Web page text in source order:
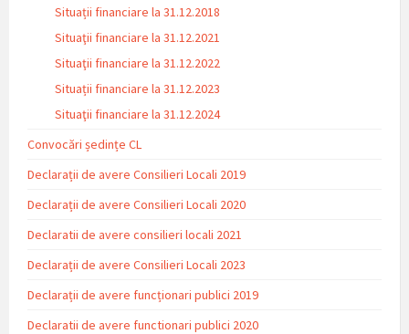
Situații financiare la 31.12.2018
Situaţii financiare la 31.12.2021
Situaţii financiare la 31.12.2022
Situații financiare la 31.12.2023
Situaţii financiare la 31.12.2024
Convocări ședințe CL
Declarații de avere Consilieri Locali 2019
Declarații de avere Consilieri Locali 2020
Declaratii de avere consilieri locali 2021
Declarații de avere Consilieri Locali 2023
Declarații de avere funcționari publici 2019
Declaratii de avere functionari publici 2020